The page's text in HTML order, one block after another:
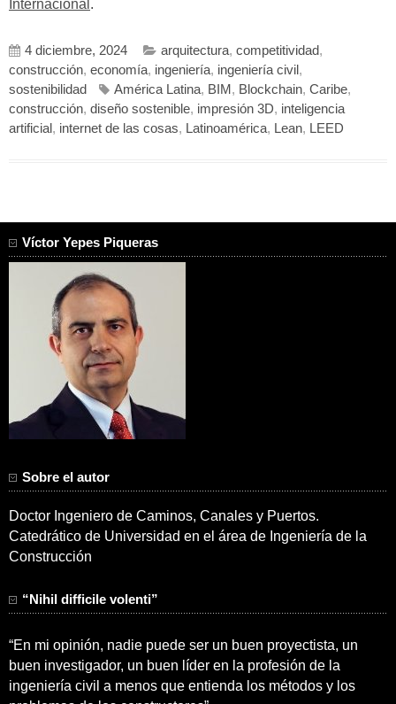
Internacional .
4 diciembre, 2024 arquitectura, competitividad,
construcción, economía, ingeniería, ingeniería civil ,
sostenibilidad
América Latina, BIM , Blockchain, Caribe,
construcción, diseño sostenible, impresión 3D, inteligencia
artificial, internet de las cosas, Latinoamérica, Lean, LEED
Víctor Yepes Piqueras
Sobre el autor
Doctor Ingeniero de Caminos, Canales y Puertos.
Catedrático de Universidad en el área de Ingeniería de la
Construcción
“Nihil difficile volenti”
“En mi opinión, nadie puede ser un buen proyectista, un
buen investigador, un buen líder en la profesión de la
ingeniería civil a menos que entienda los métodos y los